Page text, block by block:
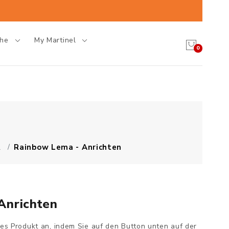
My Martinel
0
Rainbow Lema - Anrichten
Produkt an, indem Sie auf den Button unten auf der